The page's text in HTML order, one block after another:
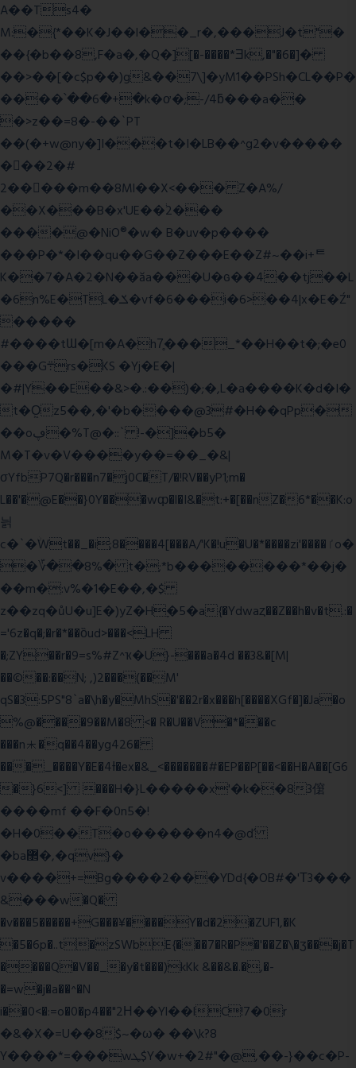
A��Ts4�
M:�{*��K�J��l��_r�,���J�t"�
��{�b��8,F�a�,�Q�][�-����*Ǝk,�"�6�]�
��>��[�c$p��)g&��7\]�yM1��PSh�CL��P�
����՝��6�+�k�ơ�;-/4ƃ���a��
�>z��=8�-��`PT
��(�+w@ny�]I���t�I�LB��^g2�v�����
��ٕ�2�#
2�����m��8Ml��X<��� Z�A%/
��X���B�x'UE��֔2���
����@�NiO®�w� B�uv�p����
���P�*�I��qu��G��Z��� E��Z#~��i+ᄐ
K��7�A�2�N��ăa���U�ɢ��4��tj��L
�6n%E�TL�ݎ�vf�6���i�6>��4|x�E�Ź"
�����
#����tƜ�[m�A�h7̥���_*��H��t�;�e0
���G܊rs�֗KS �Yj�E�|
�#|Y��E��&>�.:��)�;�,L�a����K�d�I�
t�O͖z5��,�'�b����@3#�H��qPp�
��oڥ�%T@�::` !-�]�b5�
M�T�v�V����y��=��_�&|
σYfbP7Q�r���n7�j0C�T/�!RV��yP1;m�
L��'�@E��}0Y���wȹ�l�I&�t:+�[��nZ�6*��K:o
늵
c�`�ۨWt��_�i;8����4[���A/'K�!u�U�*����zi'����ٵo�
�؆��8%� t�;*b��������*��j�
��m�:v%�1�E��,�$
z��zq�ůU�u]E�)yZ�Hׇ�5�a{�Ydwaȥ��Z��h�v�t.:�
='6z�q�;�r�*��ȍud>���<LH
�;ZY��r�9=s%#Z^ҡ�U}-���a�4d ��3&�[M|
��©��:��N; ,)2���(��M'
qS�3:5PS"8`a�\h�y�MhS�'��2r�x���h[����XGf�]�Ja�o
%@����9��M�8 <� R�U��V�*���c
���n⯸�q��4��yg426�
���_����Y�E�4Ɨ�ex�&_<�������#�EP��P[��<��H�A��[G6
�}6<] ���H�}L�����x'�k��83僒
����mf ��F�0n5�!
�H�0��T�o������n4�@ď
�ba޲�,�qv}�
v����+=Bg����2���YDd{�OB#�'Τ3���
&���w�Q�
�v���5�����+G���¥����Y�d�2�ZUF1,�K
�5�6p�..t�zSWbE{���7�R�P�'��Z�\�ʒ���j�T
����Q�V��_�y�t���)kKk &��&�.�,�-
�=w�j�a��^�N
i��0<�:=o�0�p4��"2Η��Yl��lC!7�0r
�&�X�=U��8$~�ω� ��\k?8
Y����*=���wܛ$Y�w+�2#"�@,��-}��c�P-